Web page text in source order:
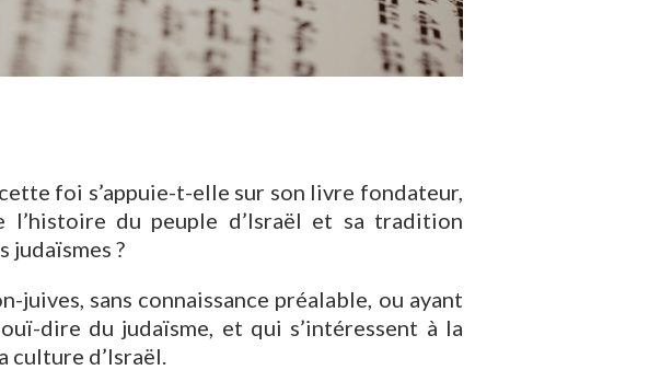
foi s’appuie-t-elle sur son livre fondateur,
du peuple d’Israël et sa tradition
judaïsmes ?
juives, sans connaissance préalable, ou ayant
dire du judaïsme, et qui s’intéressent à la
culture d’Israël.